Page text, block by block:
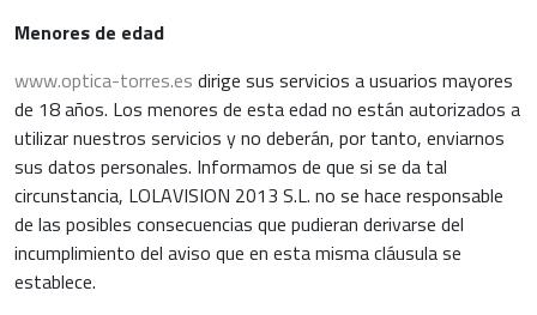
Menores de edad
www.optica-torres.es dirige sus servicios a usuarios mayores
de 18 años. Los menores de esta edad no están autorizados a
utilizar nuestros servicios y no deberán, por tanto, enviarnos
sus datos personales. Informamos de que si se da tal
circunstancia, LOLAVISION 2013 S.L. no se hace responsable
de las posibles consecuencias que pudieran derivarse del
incumplimiento del aviso que en esta misma cláusula se
establece.